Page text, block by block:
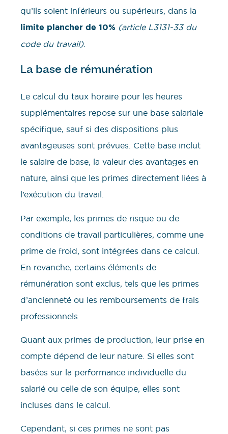
qu’ils soient inférieurs ou supérieurs, dans la
limite plancher de 10% (article L3131-33 du
code du travail).
La base de rémunération
Le calcul du taux horaire pour les heures
supplémentaires repose sur une base salariale
spécifique, sauf si des dispositions plus
avantageuses sont prévues. Cette base inclut
le salaire de base, la valeur des avantages en
nature, ainsi que les primes directement liées à
l’exécution du travail.
Par exemple, les primes de risque ou de
conditions de travail particulières, comme une
prime de froid, sont intégrées dans ce calcul.
En revanche, certains éléments de
rémunération sont exclus, tels que les primes
d’ancienneté ou les remboursements de frais
professionnels.
Quant aux primes de production, leur prise en
compte dépend de leur nature. Si elles sont
basées sur la performance individuelle du
salarié ou celle de son équipe, elles sont
incluses dans le calcul.
Cependant, si ces primes ne sont pas